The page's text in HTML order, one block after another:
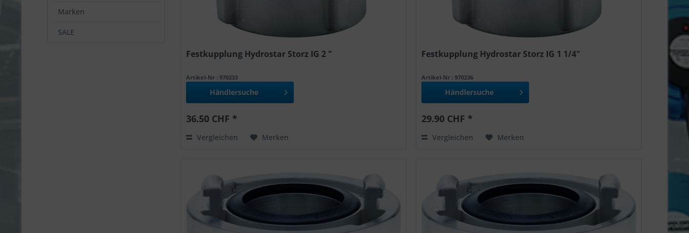
Marken
SALE
Festkupplung Hydrostar Storz IG 2 "
Artikel-Nr : 970233
Händlersuche
36.50 CHF *
Vergleichen Merken
Festkupplung Hydrostar Storz IG 1 1/4"
Artikel-Nr : 970236
Händlersuche
29.90 CHF *
Vergleichen Merken